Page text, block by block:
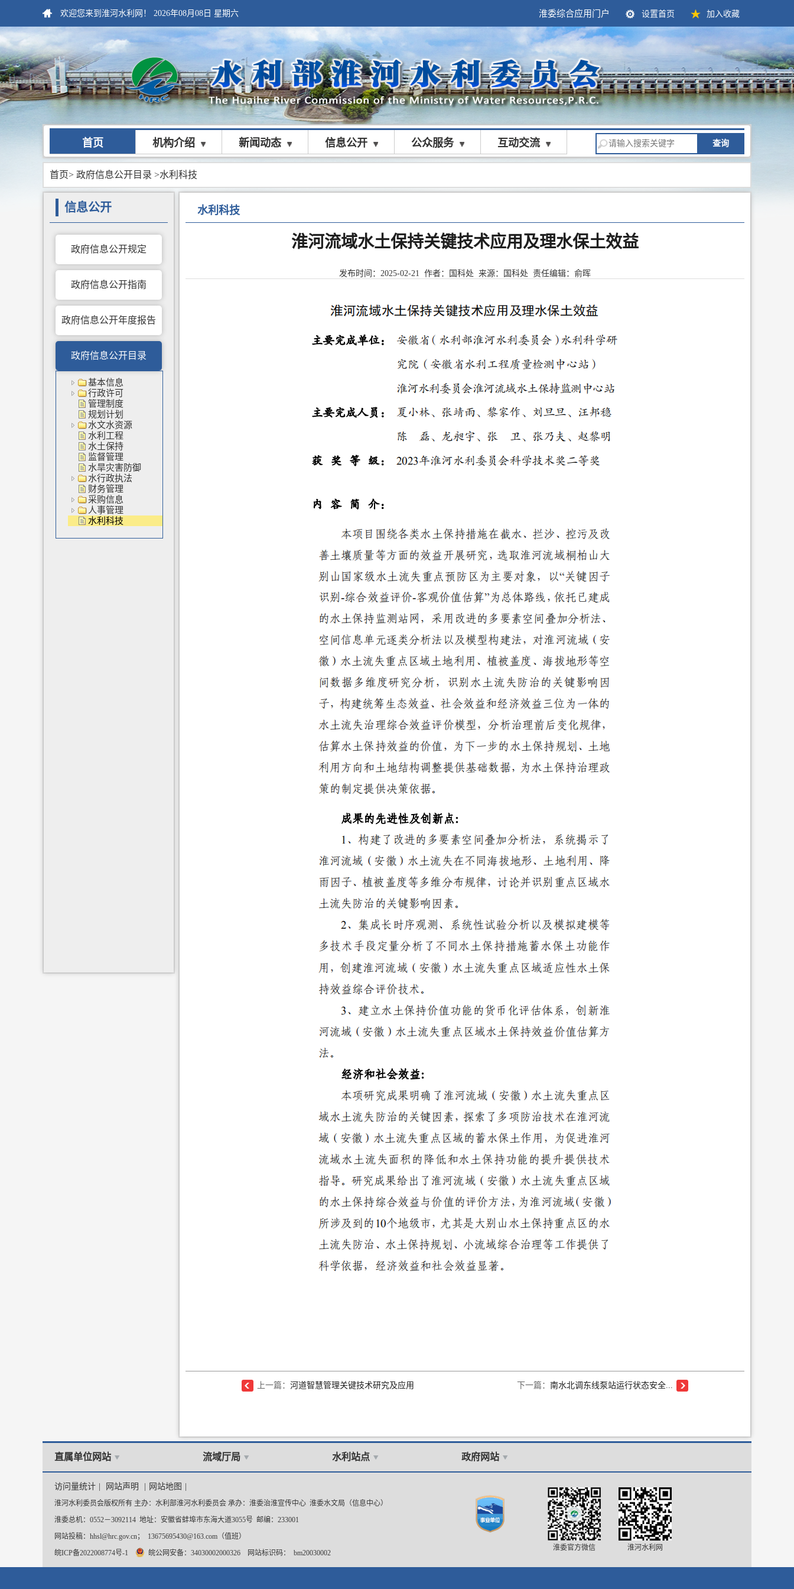
欢迎您来到淮河水利网！ 2026年08月08日 星期六 淮委综合应用门户 设置首页 加入收藏
首页 机构介绍 新闻动态 信息公开 公众服务 互动交流 查询
首页> 政府信息公开目录 >水利科技
水利科技
淮河流域水土保持关键技术应用及理水保土效益
发布时间： 2025-02-21 作者：国科处 来源： 国科处 责任编辑：俞晖
上一篇： 河道智慧管理关键技术研究及应用 下一篇：南水北调东线泵站运行状态安全...
信息公开
政府信息公开规定
政府信息公开指南
政府信息公开年度报告
政府信息公开目录
基本信息
行政许可
管理制度
规划计划
水文水资源
水利工程
水土保持
监督管理
水旱灾害防御
水行政执法
财务管理
采购信息
人事管理
水利科技
直属单位网站 流域厅局 水利站点 政府网站
访问量统计 网站声明 网站地图
淮河水利委员会版权所有 主办：水利部淮河水利委员会 承办：淮委治淮宣传中心 淮委水文局（信息中心）
淮委总机：0552－3092114 地址：安徽省蚌埠市东海大道3055号 邮编：233001
网站投稿：hhsl@hrc.gov.cn； 13675695430@163.com（值班）
皖ICP备2022008774号-1
皖公网安备：34030002000326 网站标识码： bm20030002
淮委官方微信 淮河水利网